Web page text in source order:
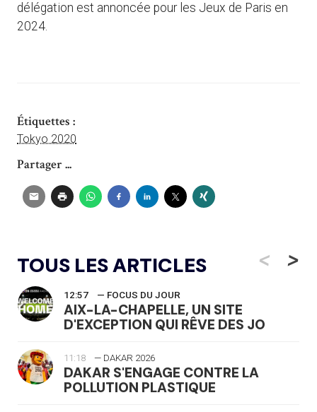
délégation est annoncée pour les Jeux de Paris en
2024.
Étiquettes :
Tokyo 2020
Partager ...
TOUS LES ARTICLES <
12:57 — FOCUS DU JOUR
AIX-LA-CHAPELLE, UN SITE
D'EXCEPTION QUI RÊVE DES JO
11:18 — DAKAR 2026
DAKAR S'ENGAGE CONTRE LA
POLLUTION PLASTIQUE
>